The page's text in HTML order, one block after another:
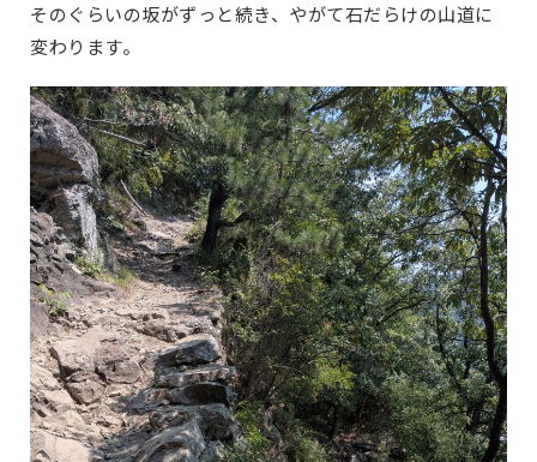
そのぐらいの坂がずっと続き、やがて石だらけの山道に
変わります。